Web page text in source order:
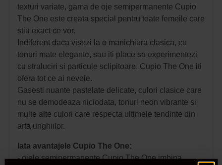
texturi variate, gama de oje semipermanente Cupio
The One este creata special pentru toate femeile care
stiu exact ce vor.
Indiferent daca visezi la o manichiura clasica, cu
tonuri mate elegante, sau iti place sa experimentezi
cu straluciri si particule sclipitoare, Cupio The One iti
ofera tot ce ai nevoie.
Gasesti nuante pastelate delicate, culori clasice care
nu se demodeaza niciodata, tonuri neon vibrante si
multe alte culori care respecta ultimele tendinte din
arta unghiilor.
Iata avantajele Cupio The One:
- ojele semipermanente Cupio The One imbina